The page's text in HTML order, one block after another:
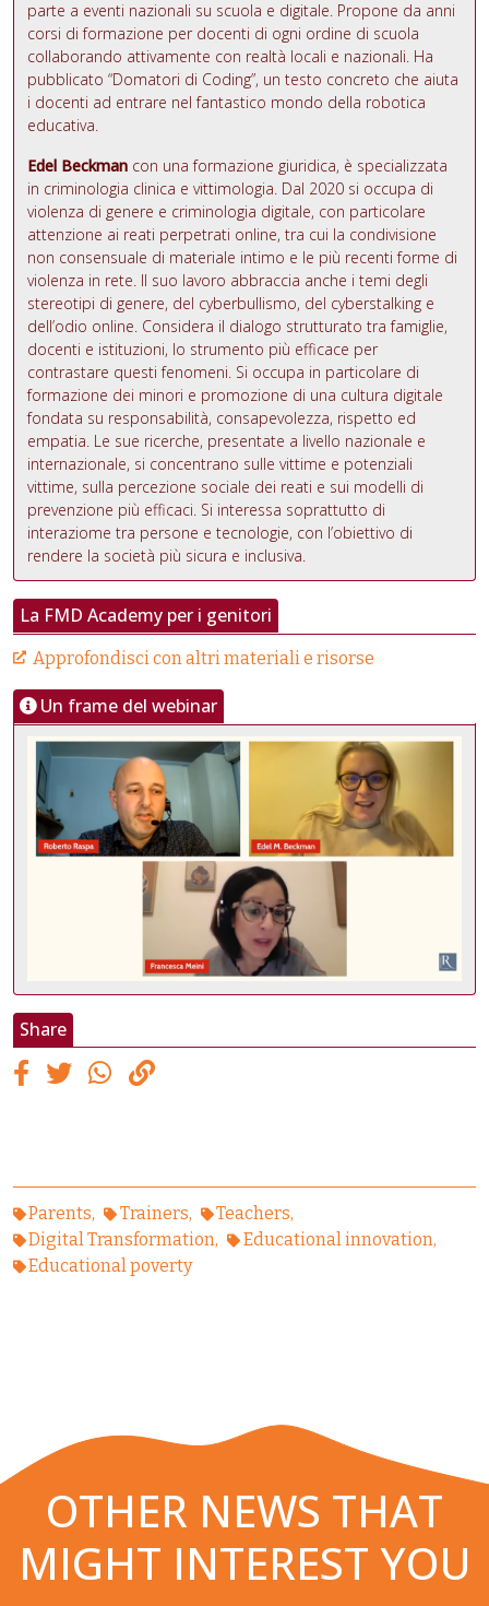
parte a eventi nazionali su scuola e digitale. Propone da anni
corsi di formazione per docenti di ogni ordine di scuola
collaborando attivamente con realtà locali e nazionali. Ha
pubblicato “Domatori di Coding”, un testo concreto che aiuta
i docenti ad entrare nel fantastico mondo della robotica
educativa.
Edel Beckman con una formazione giuridica, è specializzata
in criminologia clinica e vittimologia. Dal 2020 si occupa di
violenza di genere e criminologia digitale, con particolare
attenzione ai reati perpetrati online, tra cui la condivisione
non consensuale di materiale intimo e le più recenti forme di
violenza in rete. Il suo lavoro abbraccia anche i temi degli
stereotipi di genere, del cyberbullismo, del cyberstalking e
dell’odio online. Considera il dialogo strutturato tra famiglie,
docenti e istituzioni, lo strumento più efficace per
contrastare questi fenomeni. Si occupa in particolare di
formazione dei minori e promozione di una cultura digitale
fondata su responsabilità, consapevolezza, rispetto ed
empatia. Le sue ricerche, presentate a livello nazionale e
internazionale, si concentrano sulle vittime e potenziali
vittime, sulla percezione sociale dei reati e sui modelli di
prevenzione più efficaci. Si interessa soprattutto di
interaziome tra persone e tecnologie, con l’obiettivo di
rendere la società più sicura e inclusiva.
La FMD Academy per i genitori
Approfondisci con altri materiali e risorse
Un frame del webinar
Share
Parents Trainers
Teachers
Digital Transformation
Educational innovation
Educational poverty
OTHER NEWS THAT
MIGHT INTEREST YOU